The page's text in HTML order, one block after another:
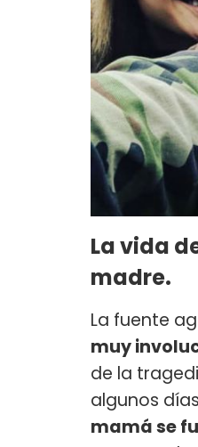
La vida
madre.
La fuente
muy
de la
algunos
mamá se